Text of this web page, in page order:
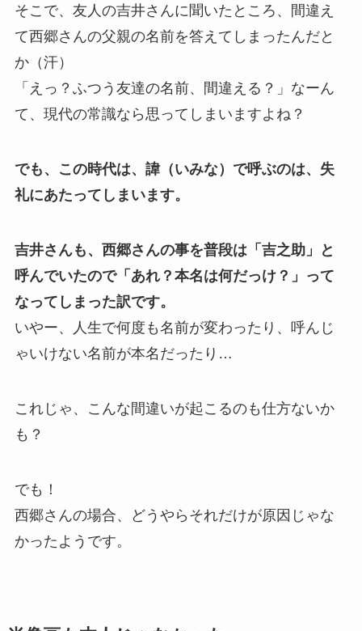
そこで、友人の吉井さんに聞いたところ、間違え
て西郷さんの父親の名前を答えてしまったんだと
か（汗）
「えっ？ふつう友達の名前、間違える？」なーん
て、現代の常識なら思ってしまいますよね？
でも、この時代は、諱（いみな）で呼ぶのは、失
礼にあたってしまいます。
吉井さんも、西郷さんの事を普段は「吉之助」と
呼んでいたので「あれ？本名は何だっけ？」って
なってしまった訳です。
いやー、人生で何度も名前が変わったり、呼んじ
ゃいけない名前が本名だったり…
これじゃ、こんな間違いが起こるのも仕方ないか
も？
でも！
西郷さんの場合、どうやらそれだけが原因じゃな
かったようです。